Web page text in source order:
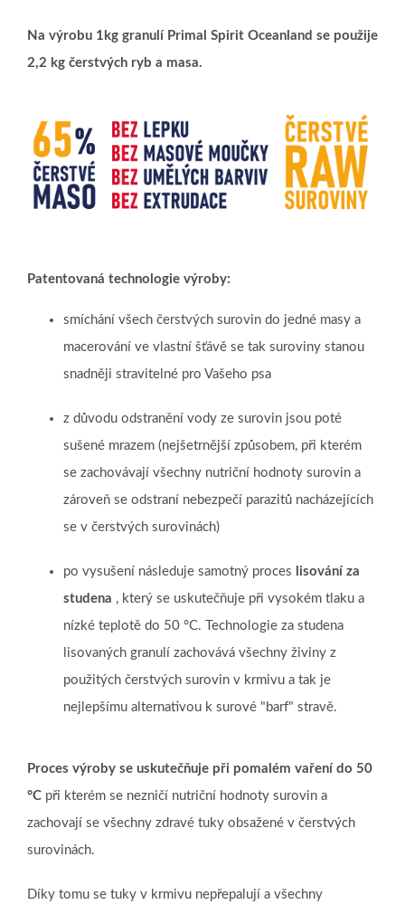
Na výrobu 1kg granulí Primal Spirit Oceanland se použije
2,2 kg čerstvých ryb a masa.
Patentovaná technologie výroby:
smíchání všech čerstvých surovin do jedné masy a
macerování ve vlastní šťávě se tak suroviny stanou
snadněji stravitelné pro Vašeho psa
z důvodu odstranění vody ze surovin jsou poté
sušené mrazem (nejšetrnější způsobem, při kterém
se zachovávají všechny nutriční hodnoty surovin a
zároveň se odstraní nebezpečí parazitů nacházejících
se v čerstvých surovinách)
po vysušení následuje samotný proces lisování za
studena , který se uskutečňuje při vysokém tlaku a
nízké teplotě do 50 °C.
Technologie za studena
lisovaných granulí zachovává všechny živiny z
použitých čerstvých surovin v krmivu a tak je
nejlepšímu alternativou k surové "barf" stravě.
Proces výroby se uskutečňuje při pomalém vaření do 50
°C při kterém se nezničí nutriční hodnoty surovin a
zachovají se všechny zdravé tuky obsažené v čerstvých
surovinách.
Díky tomu se tuky v krmivu nepřepalují a všechny